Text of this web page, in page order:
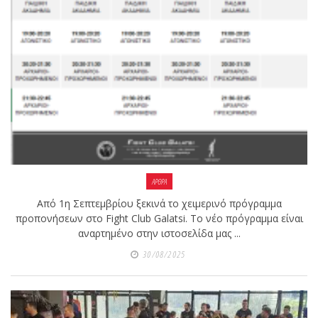
Ιωάννη
Θεοφάνους
Sejoy Hellas.
Οι αθλητές
του Fight
Club Galatsi
τις καλοκαιρινές
εξετάσεις έγχρωμων
ζωνών!
Με μεγάλη
επιτυχία
ΑΡΘΡΑ
Από 1η Σεπτεμβρίου ξεκινά το χειμερινό πρόγραμμα
προπονήσεων στο Fight Club Galatsi. Το νέο πρόγραμμα είναι
αναρτημένο στην ιστοσελίδα μας ...
30/08/2025